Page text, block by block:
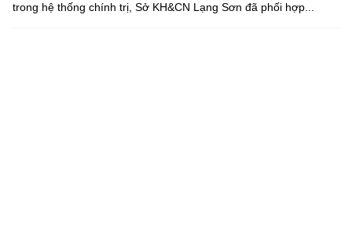
trong hệ thống chính trị, Sở KH&CN Lạng Sơn đã phối hợp...